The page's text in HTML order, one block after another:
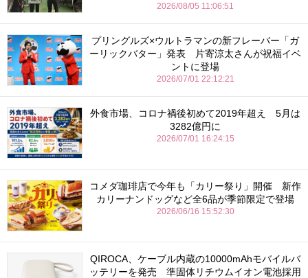
2026/08/05 11:06:51
プリングルズ×ウルトラマンの新フレーバー「ガ
ーリックバター」発表 片寄涼太さんが祝福イベ
ントに登場
2026/07/01 22:12:21
外食市場、コロナ禍後初めて2019年超え 5月は
3282億円に
2026/07/01 16:24:15
コメダ珈琲店で今年も「カリー祭り」開催 新作
カリーナンドッグなど全6品が季節限定で登場
2026/06/16 15:52:30
QIROCA、ケーブル内蔵の10000mAhモバイルバ
ッテリーを発売 準固体リチウムイオン電池採用